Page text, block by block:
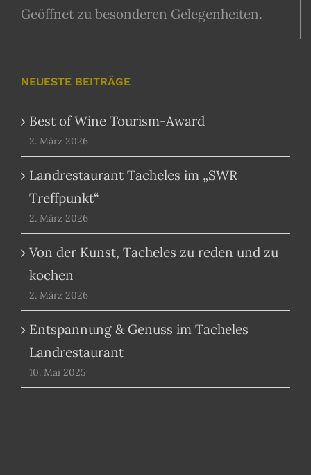
Geöffnet zu besonderen Gelegenheiten.
NEUESTE BEITRÄGE
Best of Wine Tourism-Award
2. März 2026
Landrestaurant Tacheles im „SWR
Treffpunkt“
2. März 2026
Von der Kunst, Tacheles zu reden und zu
kochen
2. März 2026
Entspannung & Genuss im Tacheles
Landrestaurant
10. Mai 2025